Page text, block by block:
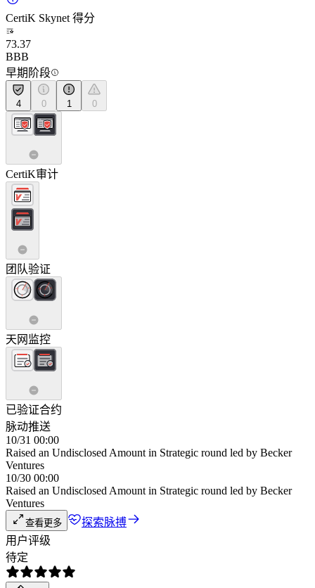
CertiK Skynet 得分
73.37
BBB
早期阶段
4 0 1 0
CertiK审计
团队验证
天网监控
已验证合约
脉动推送
10/31 00:00
Raised an Undisclosed Amount in Strategic round led by Becker
Ventures
10/30 00:00
Raised an Undisclosed Amount in Strategic round led by Becker
Ventures
查看更多
探索脉搏
用户评级
待定